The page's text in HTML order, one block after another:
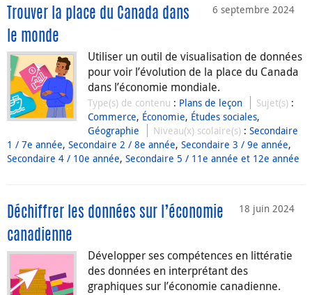
6 septembre 2024
Trouver la place du Canada dans
le monde
Utiliser un outil de visualisation de données
pour voir l’évolution de la place du Canada
dans l’économie mondiale.
Type(s) de contenu : Plans de leçon Sujet(s) :
Commerce, Économie, Études sociales,
Géographie
Niveau(x) scolaire(s) :Secondaire
1 / 7e année, Secondaire 2 / 8e année, Secondaire 3 / 9e année,
Secondaire 4 / 10e année, Secondaire 5 / 11e année et 12e année
18 juin 2024
Déchiffrer les données sur l’économie
canadienne
Développer ses compétences en littératie
des données en interprétant des
graphiques sur l’économie canadienne.